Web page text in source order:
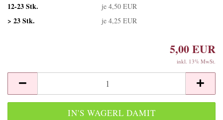
12-23 Stk. je 4,50 EUR
> 23 Stk. je 4,25 EUR
5,00 EUR
inkl. 13% MwSt.